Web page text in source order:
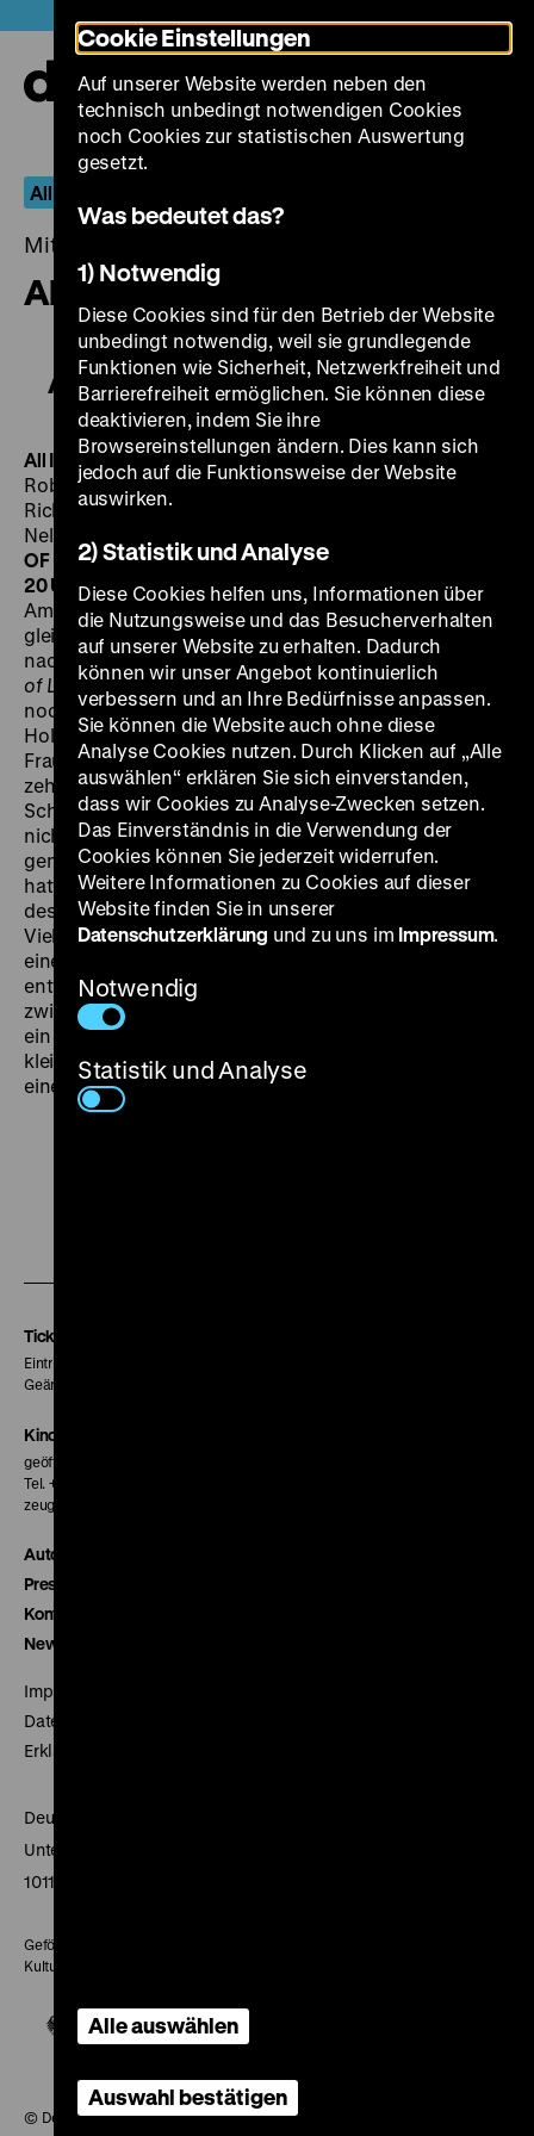
zum
Seiteninhalt
springen
All I Desire – Die Filme von Douglas Sirk
Mittwoch, 13. Juli 2016, 19.00 - 00.00 Uhr
All I Desire
All I Desire
All I DesireUSA 1953, R: Douglas Sirk, B: James Gunn,
Robert Blees, K: Carl E. Guthrie, D: Barbara Stanwyck,
Richard Carlsen, Lytte Bettger, Marcia Henderson, Lori
Nelson, Maureen O’Sullivan, 79‘
OF
SO 10.07. um 18.30 Uhr + MI 13.07. um
20 UhrEine weitere Studie über das kleinstädtische
Amerika und was es mit seinen Bewohnern anstellt,
gleichzeitig ein eindrückliches Frauenportrait – und
nach Sirks eigenen Worten eine Vorstudie zuImitation
of Life. Barbara Stanwyck, auch in den 1950er Jahren
noch eine der zentralen Charakterdarstellerinnen
Hollywoods, spielt Naomi Murdoch, eine ehrgeizige
Frau, die in ihren Heimatort zurückkehrt, nachdem sie
zehn Jahre lang in der Großstadt eine
Schauspielkarriere verfolgt hatte. Murdoch muss sich
nicht nur ihrem Ehemann (Richard Carlson) und den
gemeinsamen Kindern stellen, die sie einst verlassen
hatte, sondern auch einem ehemaligen Verehrer,
dessen Avancen sie sich ein weiteres Mal entzieht.
Viele kleine Gesten der Hilflosigkeit fügen sich zu
einem großen, vielschichtigen Panorama der
enttäuschten Hoffnungen. Ein Film über soziale Enge
zwischen weiß gestrichenen Gartenzäunen; aber auch
ein Film über die Schönheit, die sich inmitten
kleinbürgerlicher Tristesse während der Aufführung
eines Schultheaterstücks offenbaren kann. (lf)
Tickets
Eintritt 5 €
Geänderte Preise sind im Programm vermerkt.
Kinokasse
geöffnet 30 Minuten vor Beginn der ersten Vorstellung
Tel. + 49 30 20304-770
zeughauskino@dhm.de
Autor*innen
Presse
Kontakt
Newsletter
Impressum
Datenschutz
Erklärung digitale Barrierefreiheit
Deutsches Historisches Museum
Unter den Linden 2
10117 Berlin
Gefördert mit Mitteln des Beauftragten der Bundesregierung für
Kultur und Medien
© Deutsches Historisches Museum, 2026
Cookie Einstellungen
Auf unserer Website werden neben den
technisch unbedingt notwendigen Cookies
noch Cookies zur statistischen Auswertung
gesetzt.
Was bedeutet das?
1) Notwendig
Diese Cookies sind für den Betrieb der Website
unbedingt notwendig, weil sie grundlegende
Funktionen wie Sicherheit, Netzwerkfreiheit und
Barrierefreiheit ermöglichen. Sie können diese
deaktivieren, indem Sie ihre
Browsereinstellungen ändern. Dies kann sich
jedoch auf die Funktionsweise der Website
auswirken.
2) Statistik und Analyse
Diese Cookies helfen uns, Informationen über
die Nutzungsweise und das Besucherverhalten
auf unserer Website zu erhalten. Dadurch
können wir unser Angebot kontinuierlich
verbessern und an Ihre Bedürfnisse anpassen.
Sie können die Website auch ohne diese
Analyse Cookies nutzen. Durch Klicken auf „Alle
auswählen“ erklären Sie sich einverstanden,
dass wir Cookies zu Analyse-Zwecken setzen.
Das Einverständnis in die Verwendung der
Cookies können Sie jederzeit widerrufen.
Weitere Informationen zu Cookies auf dieser
Website finden Sie in unserer
Datenschutzerklärung und zu uns im Impressum.
Notwendig
Statistik und Analyse
Alle auswählen
Auswahl bestätigen